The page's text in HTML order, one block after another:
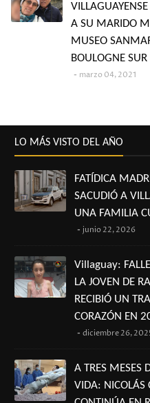
A SU MARIDO
MUSEO
BOULOGNE
marzo 04, 2021
LO MÁS VISTO DEL AÑO
FATÍDICA
SACUDIÓ A
UNA FAMILIA
junio 22, 2026
Villaguay:
LA JOVEN DE
RECIBIÓ UN
CORAZÓN EN
diciembre 26,
A TRES MESES
VIDA: NICOLÁS